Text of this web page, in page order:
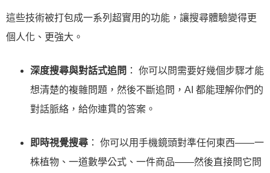
這些技術被打包成一系列超實用的功能，讓搜尋體驗變得更
個人化、更強大。
深度搜尋與對話式追問 ： 你可以問需要好幾個步驟才能
想清楚的複雜問題，然後不斷追問，AI 都能理解你們的
對話脈絡，給你連貫的答案。
即時視覺搜尋 ： 你可以用手機鏡頭對準任何東西——一
株植物、一道數學公式、一件商品——然後直接問它問